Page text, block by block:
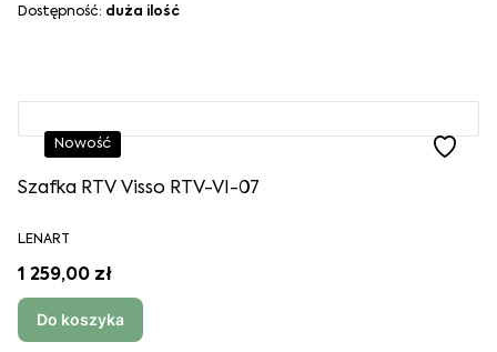
Dostępność: duża ilość
Nowość
Szafka RTV Visso RTV-VI-07
LENART
1 259,00 zł
Do koszyka